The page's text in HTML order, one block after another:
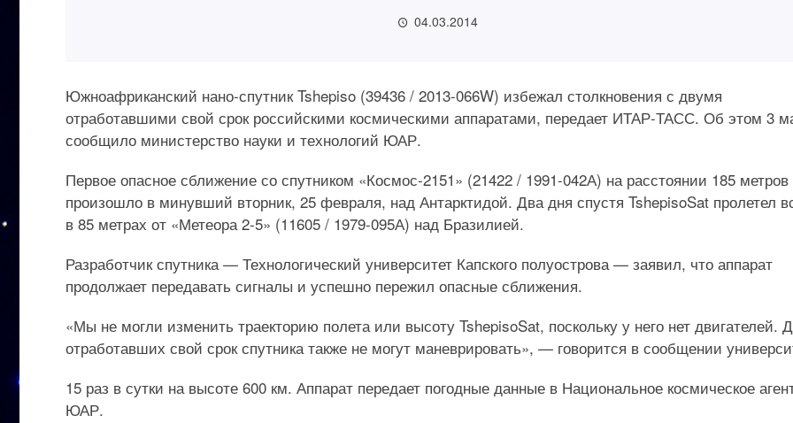
04.03.2014
Южноафриканский нано-спутник Tshepiso (39436 / 2013-066W) избежал столкновения с двумя
отработавшими свой срок российскими космическими аппаратами, передает ИТАР-ТАСС. Об этом 3
сообщило министерство науки и технологий ЮАР.
Первое опасное сближение со спутником «Космос-2151» (21422 / 1991-042А) на расстоянии 185 метров
произошло в минувший вторник, 25 февраля, над Антарктидой. Два дня спустя TshepisoSat пролетел
в 85 метрах от «Метеора 2-5» (11605 / 1979-095А) над Бразилией.
Разработчик спутника — Технологический университет Капского полуострова — заявил, что аппарат
продолжает передавать сигналы и успешно пережил опасные сближения.
«Мы не могли изменить траекторию полета или высоту TshepisoSat, поскольку у него нет двигателей.
отработавших свой срок спутника также не могут маневрировать», — говорится в сообщении
15 раз в сутки на высоте 600 км. Аппарат передает погодные данные в Национальное космическое
ЮАР.